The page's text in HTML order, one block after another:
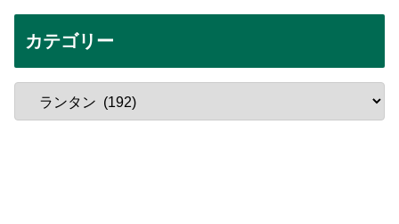
カテゴリー